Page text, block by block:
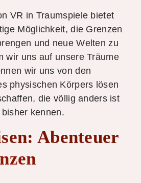
VR in Traumspiele bietet
Möglichkeit, die Grenzen
und neue Welten zu
wir uns auf unsere Träume
wir uns von den
physischen Körpers lösen
die völlig anders ist
kennen.
Abenteuer